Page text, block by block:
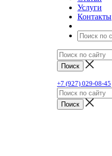
Услуги
Контакты
+7 (927) 029-08-45